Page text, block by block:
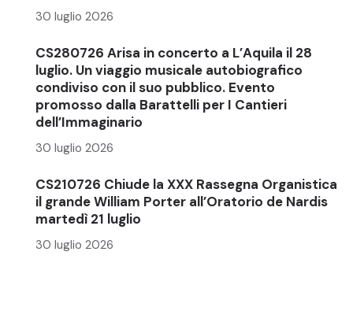
30 luglio 2026
CS280726 Arisa in concerto a L’Aquila il 28
luglio. Un viaggio musicale autobiografico
condiviso con il suo pubblico. Evento
promosso dalla Barattelli per I Cantieri
dell’Immaginario
30 luglio 2026
CS210726 Chiude la XXX Rassegna Organistica
il grande William Porter all’Oratorio de Nardis
martedì 21 luglio
30 luglio 2026